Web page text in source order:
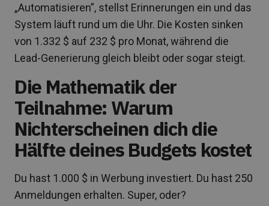
„Automatisieren”, stellst Erinnerungen ein und das
System läuft rund um die Uhr. Die Kosten sinken
von 1.332 $ auf 232 $ pro Monat, während die
Lead-Generierung gleich bleibt oder sogar steigt.
Die Mathematik der
Teilnahme: Warum
Nichterscheinen dich die
Hälfte deines Budgets kostet
Du hast 1.000 $ in Werbung investiert. Du hast 250
Anmeldungen erhalten. Super, oder?